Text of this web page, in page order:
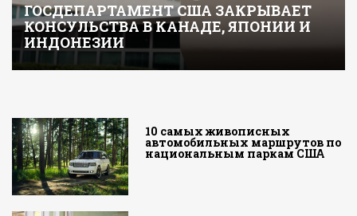
ГОСДЕПАРТАМЕНТ США ЗАКРЫВАЕТ
КОНСУЛЬСТВА В КАНАДЕ, ЯПОНИИ И
ИНДОНЕЗИИ
10 самых живописных
автомобильных маршрутов по
национальным паркам США